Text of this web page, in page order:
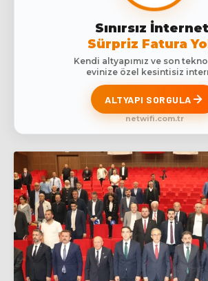
Sınırsız
Sürpriz Fatura
Kendi altyapımız ve son
evinize özel kesintisiz
ALTYAPI SORGULA
netwifi.com.tr